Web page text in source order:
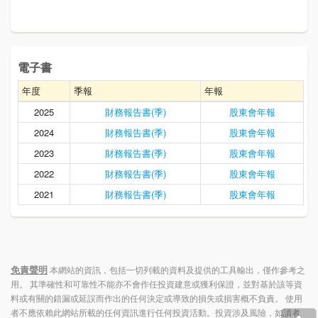
電子書
年度 季報
年報
2025
財務報告書(季)
股東會年報
2024
財務報告書(季)
股東會年報
2023
財務報告書(季)
股東會年報
2022
財務報告書(季)
股東會年報
2021
財務報告書(季) 股東會年報
免責聲明本網站的資訊，包括一切列載的資料及提供的工具輸出，僅作參考之
用。 其準確性和可靠性不能亦不會作任投資建意或獲利保證，並對基於該等資
料或有關的錯漏或延誤而作出的任何決定或導致的損失或損害概不負責。 使用
者不應依賴此網站所載的任何資訊進行任何投資活動。投資涉及風險，如讀者